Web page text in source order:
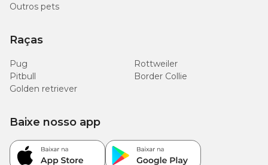
Outros pets
Raças
Pug
Rottweiler
Pitbull
Border Collie
Golden retriever
Baixe nosso app